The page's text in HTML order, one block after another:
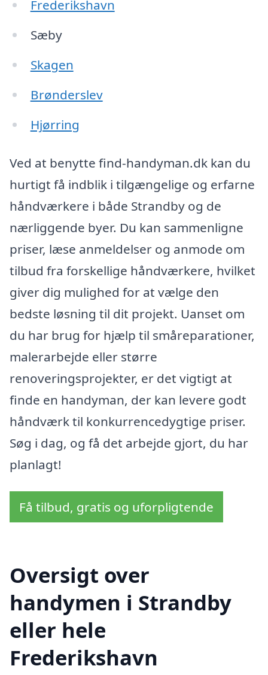
Frederikshavn
Sæby
Skagen
Brønderslev
Hjørring
Ved at benytte find-handyman.dk kan du
hurtigt få indblik i tilgængelige og erfarne
håndværkere i både Strandby og de
nærliggende byer. Du kan sammenligne
priser, læse anmeldelser og anmode om
tilbud fra forskellige håndværkere, hvilket
giver dig mulighed for at vælge den
bedste løsning til dit projekt. Uanset om
du har brug for hjælp til småreparationer,
malerarbejde eller større
renoveringsprojekter, er det vigtigt at
finde en handyman, der kan levere godt
håndværk til konkurrencedygtige priser.
Søg i dag, og få det arbejde gjort, du har
planlagt!
Få tilbud, gratis og uforpligtende
Oversigt over
handymen i Strandby
eller hele
Frederikshavn